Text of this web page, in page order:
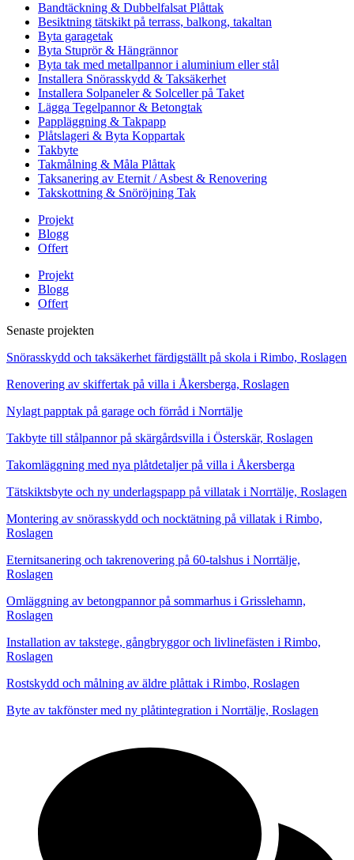
Bandtäckning & Dubbelfalsat Plåttak
Besiktning tätskikt på terrass, balkong, takaltan
Byta garagetak
Byta Stuprör & Hängrännor
Byta tak med metallpannor i aluminium eller stål
Installera Snörasskydd & Taksäkerhet
Installera Solpaneler & Solceller på Taket
Lägga Tegelpannor & Betongtak
Pappläggning & Takpapp
Plåtslageri & Byta Koppartak
Takbyte
Takmålning & Måla Plåttak
Taksanering av Eternit / Asbest & Renovering
Takskottning & Snöröjning Tak
Projekt
Blogg
Offert
Projekt
Blogg
Offert
Senaste projekten
Snörasskydd och taksäkerhet färdigställt på skola i Rimbo, Roslagen
Renovering av skiffertak på villa i Åkersberga, Roslagen
Nylagt papptak på garage och förråd i Norrtälje
Takbyte till stålpannor på skärgårdsvilla i Österskär, Roslagen
Takomläggning med nya plåtdetaljer på villa i Åkersberga
Tätskiktsbyte och ny underlagspapp på villatak i Norrtälje, Roslagen
Montering av snörasskydd och nocktätning på villatak i Rimbo,
Roslagen
Eternitsanering och takrenovering på 60-talshus i Norrtälje,
Roslagen
Omläggning av betongpannor på sommarhus i Grisslehamn,
Roslagen
Installation av takstege, gångbryggor och livlinefästen i Rimbo,
Roslagen
Rostskydd och målning av äldre plåttak i Rimbo, Roslagen
Byte av takfönster med ny plåtintegration i Norrtälje, Roslagen